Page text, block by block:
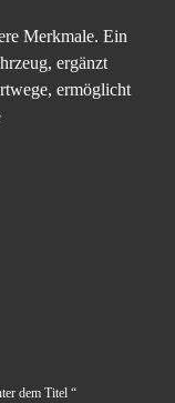
Merkmale. Ein
ergänzt
ermöglicht
dem Titel “